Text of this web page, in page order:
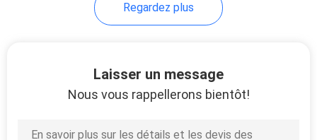
Écran extérieur de la
Regardez plus
Laisser un message
Nous vous rappellerons bientôt!